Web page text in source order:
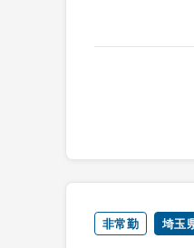
非常勤 埼玉